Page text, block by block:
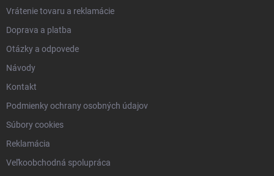
Vrátenie tovaru a reklamácie
Doprava a platba
Otázky a odpovede
Návody
Kontakt
Podmienky ochrany osobných údajov
Súbory cookies
Reklamácia
Veľkoobchodná spolupráca